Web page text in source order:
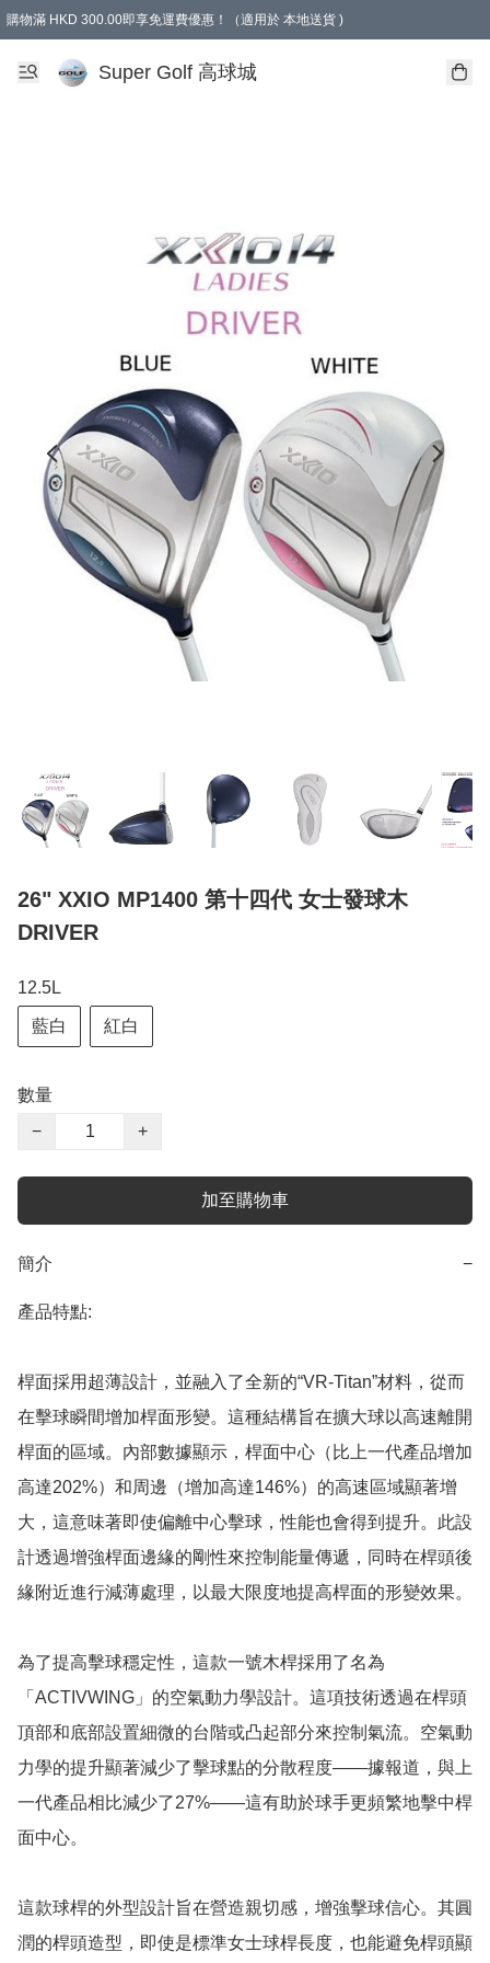
購物滿 HKD 300.00即享免運費優惠！（適用於 本地送貨 )
Super Golf 高球城
26" XXIO MP1400 第十四代 女士發球木
DRIVER
12.5L
藍白 紅白
數量
−
+
加至購物車
簡介 −
產品特點:
桿面採用超薄設計，並融入了全新的“VR-Titan”材料，從而
在擊球瞬間增加桿面形變。這種結構旨在擴大球以高速離開
桿面的區域。內部數據顯示，桿面中心（比上一代產品增加
高達202%）和周邊（增加高達146%）的高速區域顯著增
大，這意味著即使偏離中心擊球，性能也會得到提升。此設
計透過增強桿面邊緣的剛性來控制能量傳遞，同時在桿頭後
緣附近進行減薄處理，以最大限度地提高桿面的形變效果。
為了提高擊球穩定性，這款一號木桿採用了名為
「ACTIVWING」的空氣動力學設計。這項技術透過在桿頭
頂部和底部設置細微的台階或凸起部分來控制氣流。空氣動
力學的提升顯著減少了擊球點的分散程度——據報道，與上
一代產品相比減少了27%——這有助於球手更頻繁地擊中桿
面中心。
這款球桿的外型設計旨在營造親切感，增強擊球信心。其圓
潤的桿頭造型，即使是標準女士球桿長度，也能避免桿頭顯